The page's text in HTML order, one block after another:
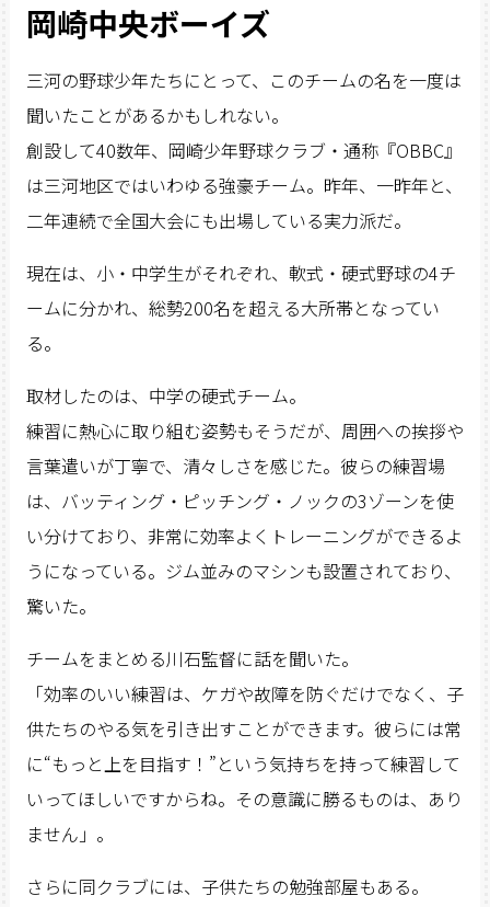
岡崎中央ボーイズ
三河の野球少年たちにとって、このチームの名を一度は
聞いたことがあるかもしれない。
創設して40数年、岡崎少年野球クラブ・通称『OBBC』
は三河地区ではいわゆる強豪チーム。昨年、一昨年と、
二年連続で全国大会にも出場している実力派だ。
現在は、小・中学生がそれぞれ、軟式・硬式野球の4チ
ームに分かれ、総勢200名を超える大所帯となってい
る。
取材したのは、中学の硬式チーム。
練習に熱心に取り組む姿勢もそうだが、周囲への挨拶や
言葉遣いが丁寧で、清々しさを感じた。彼らの練習場
は、バッティング・ピッチング・ノックの3ゾーンを使
い分けており、非常に効率よくトレーニングができるよ
うになっている。ジム並みのマシンも設置されており、
驚いた。
チームをまとめる川石監督に話を聞いた。
「効率のいい練習は、ケガや故障を防ぐだけでなく、子
供たちのやる気を引き出すことができます。彼らには常
に“もっと上を目指す！”という気持ちを持って練習して
いってほしいですからね。その意識に勝るものは、あり
ません」。
さらに同クラブには、子供たちの勉強部屋もある。